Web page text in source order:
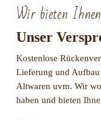
Wir bieten
Unser
Kostenlose
Lieferung und
Altwaren uvm. Wir
haben und bieten